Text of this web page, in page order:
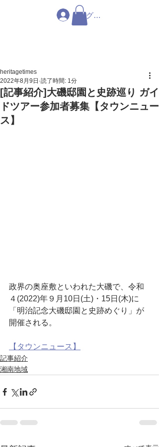
ログイン
[記事紹介]大磯邸園と史跡巡り ガイ
ドツアー参加者募集【タウンニュー
ス】
heritagetimes
2022年8月9日 読了時間: 1分
政界の奥座敷といわれた大磯で、令和
４(2022)年９月10日(土)・15日(木)に
「明治記念大磯邸園と史跡めぐり」が
開催される。
【タウンニュース】
記事紹介
湘南地域